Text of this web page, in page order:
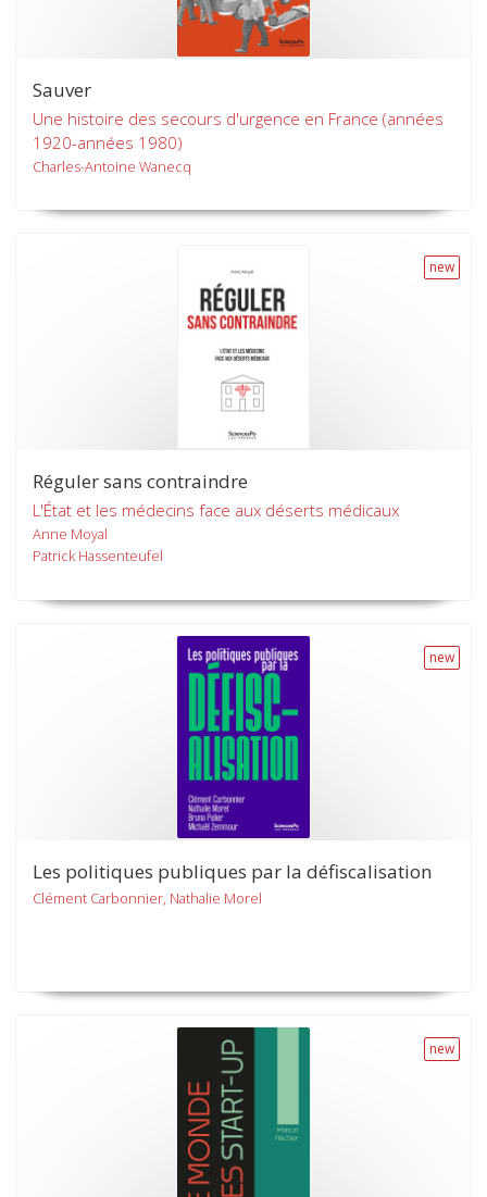
Sauver
Une histoire des secours d'urgence en France (années
1920-années 1980)
Charles-Antoine Wanecq
new
Réguler sans contraindre
L'État et les médecins face aux déserts médicaux
Anne Moyal
Patrick Hassenteufel
new
Les politiques publiques par la défiscalisation
Clément Carbonnier, Nathalie Morel
new